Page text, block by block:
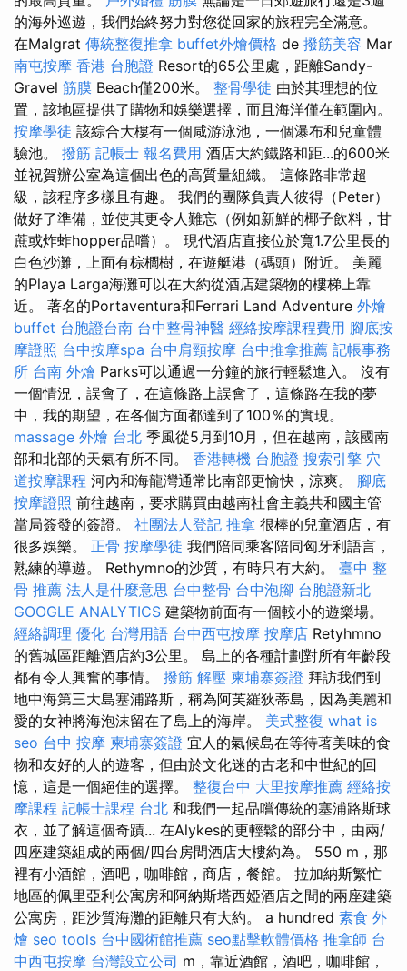
的海外巡遊，我們始終努力對您從回家的旅程完全滿意。
在Malgrat 傳統整復推拿 buffet外燴價格 de 撥筋美容 Mar
南屯按摩 香港 台胞證 Resort的65公里處，距離Sandy-
Gravel 筋膜 Beach僅200米。 整骨學徒 由於其理想的位
置，該地區提供了購物和娛樂選擇，而且海洋僅在範圍內。
按摩學徒 該綜合大樓有一個咸游泳池，一個瀑布和兒童體
驗池。 撥筋 記帳士 報名費用 酒店大約鐵路和距...的600米
並祝賀辦公室為這個出色的高質量組織。 這條路非常超
級，該程序多樣且有趣。 我們的團隊負責人彼得（Peter）
做好了準備，並使其更令人難忘（例如新鮮的椰子飲料，甘
蔗或炸蚱hopper品嚐）。 現代酒店直接位於寬1.7公里長的
白色沙灘，上面有棕櫚樹，在遊艇港（碼頭）附近。 美麗
的Playa Larga海灘可以在大約從酒店建築物的樓梯上靠
近。 著名的Portaventura和Ferrari Land Adventure 外燴
buffet 台胞證台南 台中整骨神醫 經絡按摩課程費用 腳底按
摩證照 台中按摩spa 台中肩頸按摩 台中推拿推薦 記帳事務
所 台南 外燴 Parks可以通過一分鐘的旅行輕鬆進入。 沒有
一個情況，誤會了，在這條路上誤會了，這條路在我的夢
中，我的期望，在各個方面都達到了100％的實現。
massage 外燴 台北 季風從5月到10月，但在越南，該國南
部和北部的天氣有所不同。 香港轉機 台胞證 搜索引擎 穴
道按摩課程 河內和海龍灣通常比南部更愉快，涼爽。 腳底
按摩證照 前往越南，要求購買由越南社會主義共和國主管
當局簽發的簽證。 社團法人登記 推拿 很棒的兒童酒店，有
很多娛樂。 正骨 按摩學徒 我們陪同乘客陪同匈牙利語言，
熟練的導遊。 Rethymno的沙質，有時只有大約。 臺中 整
骨 推薦 法人是什麼意思 台中整骨 台中泡腳 台胞證新北
GOOGLE ANALYTICS 建築物前面有一個較小的遊樂場。
經絡調理 優化 台灣用語 台中西屯按摩 按摩店 Retyhmno
的舊城區距離酒店約3公里。 島上的各種計劃對所有年齡段
都有令人興奮的事情。 撥筋 解壓 柬埔寨簽證 拜訪我們到
地中海第三大島塞浦路斯，稱為阿芙羅狄蒂島，因為美麗和
愛的女神將海泡沫留在了島上的海岸。 美式整復 what is
seo 台中 按摩 柬埔寨簽證 宜人的氣候島在等待著美味的食
物和友好的人的遊客，但由於文化迷的古老和中世紀的回
憶，這是一個絕佳的選擇。 整復台中 大里按摩推薦 經絡按
摩課程 記帳士課程 台北 和我們一起品嚐傳統的塞浦路斯球
衣，並了解這個奇蹟... 在Alykes的更輕鬆的部分中，由兩/
四座建築組成的兩個/四台房間酒店大樓約為。 550 m，那
裡有小酒館，酒吧，咖啡館，商店，餐館。 拉加納斯繁忙
地區的佩里亞利公寓房和阿納斯塔西婭酒店之間的兩座建築
公寓房，距沙質海灘的距離只有大約。 a hundred 素食 外
燴 seo tools 台中國術館推薦 seo點擊軟體價格 推拿師 台
中西屯按摩 台灣設立公司 m，靠近酒館，酒吧，咖啡館，